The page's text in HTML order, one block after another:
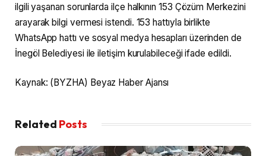
ilgili yaşanan sorunlarda ilçe halkının 153 Çözüm Merkezini
arayarak bilgi vermesi istendi. 153 hattıyla birlikte
WhatsApp hattı ve sosyal medya hesapları üzerinden de
İnegöl Belediyesi ile iletişim kurulabileceği ifade edildi.
Kaynak: (BYZHA) Beyaz Haber Ajansı
Related Posts